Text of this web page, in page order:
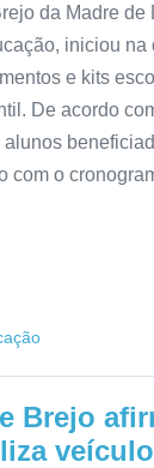
da Madre de
iniciou na
e kits
De acordo
com o
Brejo